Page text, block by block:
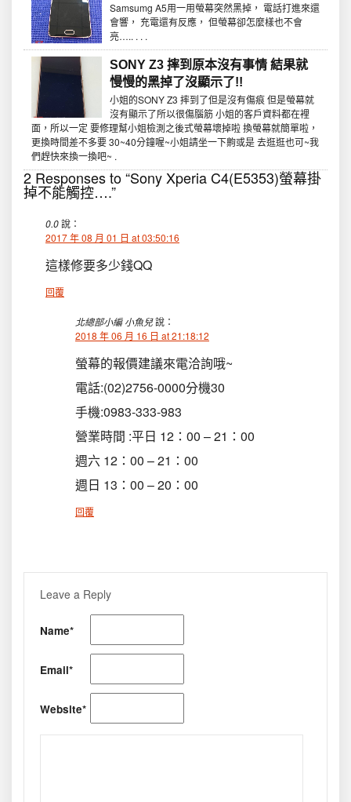
Samsumg A5用一用螢幕突然黑掉， 電話打進來還
會響， 充電還有反應， 但螢幕卻怎麼樣也不會
亮….. . . .
SONY Z3 摔到原本沒有事情 結果就
慢慢的黑掉了沒顯示了!!
小姐的SONY Z3 摔到了但是沒有傷痕 但是螢幕就
沒有顯示了所以很傷腦筋 小姐的客戶資料都在裡
面，所以一定 要修理幫小姐檢測之後式螢幕壞掉啦 換螢幕就簡單啦，
更換時間差不多要 30~40分鐘喔~小姐請坐一下齁或是 去逛逛也可~我
們趕快來換一換吧~ .
2 Responses to “Sony Xperia C4(E5353)螢幕掛
掉不能觸控….”
0.0說：
2017 年 08 月 01 日 at 03:50:16
這樣修要多少錢QQ
回覆
北總部小編 小魚兒說：
2018 年 06 月 16 日 at 21:18:12
螢幕的報價建議來電洽詢哦~
電話:(02)2756-0000分機30
手機:0983-333-983
營業時間 :平日 12：00 – 21：00
週六 12：00 – 21：00
週日 13：00 – 20：00
回覆
Leave a Reply
Name*
Email*
Website*